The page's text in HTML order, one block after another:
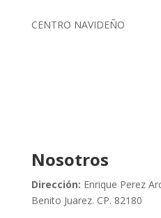
CENTRO NAVIDEÑO
Nosotros
Dirección: Enrique Perez
Benito Juarez. CP. 82180